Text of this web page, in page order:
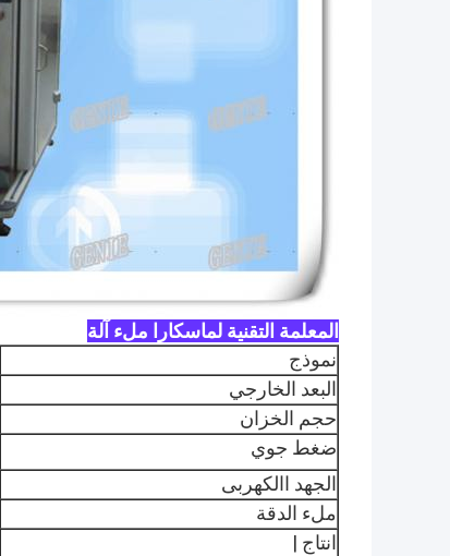
المعلمة التقنية لماسكارا ملء آلة
نموذج
البعد الخارجي
حجم الخزان
ضغط جوي
الجهد االكهربى
ملء الدقة
انتاج |